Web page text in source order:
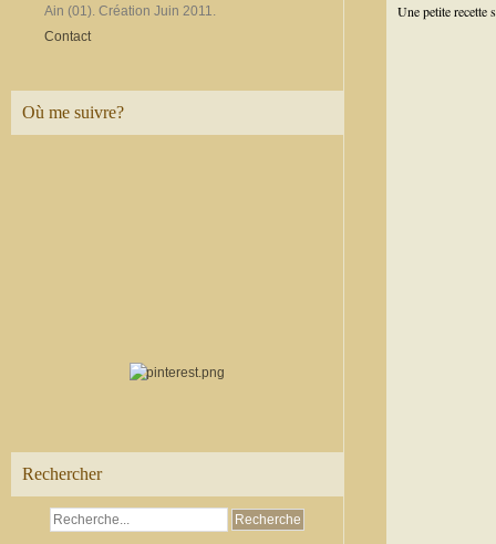
Ain (01). Création Juin 2011.
Contact
Où me suivre?
Rechercher
Une petite recette